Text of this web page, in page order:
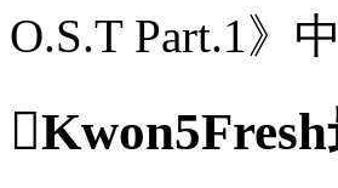
O.S.T Part.1》中
